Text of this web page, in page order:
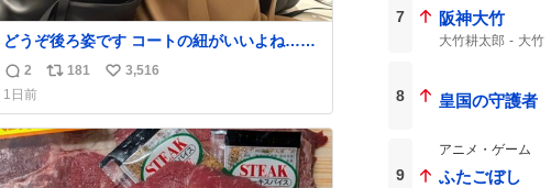
どうぞ後ろ姿です コートの紐がいいよね…そ
して腰が細い
返
信
数
2
リ
ス
ト
数
181
い
ね
数
3,516
1日前
7 阪神大竹
大竹耕太郎 大竹
8 皇国の守護者
9
アニメ・ゲーム
ふたごぼし